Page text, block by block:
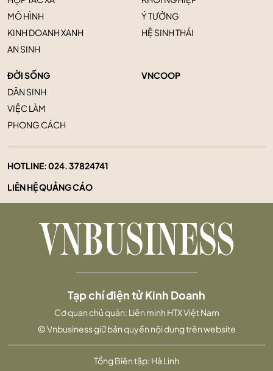
MÔ HÌNH
KINH DOANH XANH
AN SINH
Ý TƯỞNG
HỆ SINH THÁI
ĐỜI SỐNG
DÂN SINH
VIỆC LÀM
PHONG CÁCH
VNCOOP
HOTLINE:024. 37824741
LIÊN HỆ QUẢNG CÁO
Tổng Biên tập: Hà Linh
Tạp chí điện tử Kinh Doanh
Cơ quan chủ quản: Liên minh HTX Việt Nam
© Vnbusiness giữ bản quyền nội dung trên website